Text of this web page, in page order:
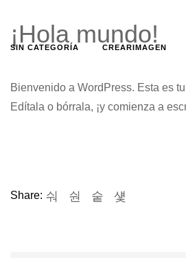
¡Hola mundo!
SIN CATEGORÍA CREARIMAGEN
Bienvenido a WordPress. Esta es
Edítala o bórrala, ¡y comienza a
Share: